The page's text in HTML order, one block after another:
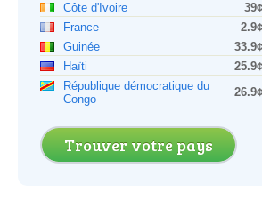
Côte d'Ivoire
39¢
France
2.9¢
Guinée
33.9¢
Haïti
25.9¢
République démocratique du
Congo
26.9¢
Trouver votre pays